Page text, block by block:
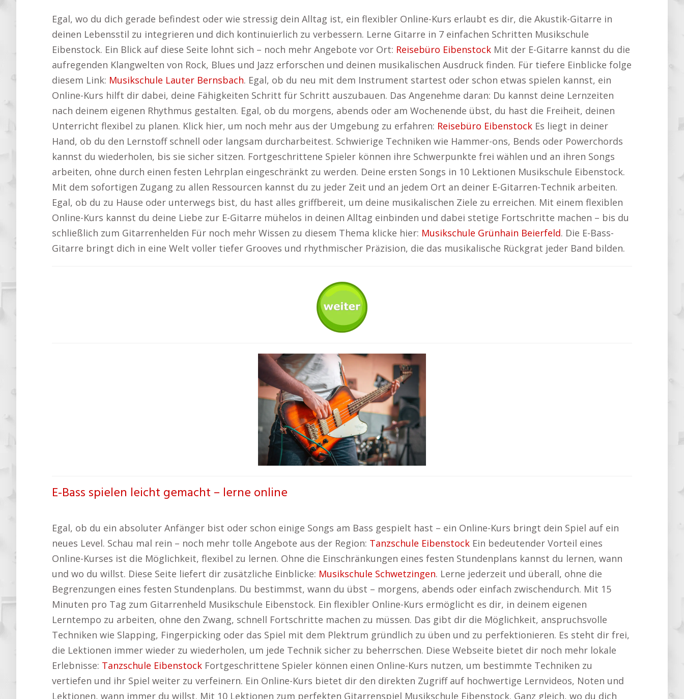
Egal, wo du dich gerade befindest oder wie stressig dein Alltag ist, ein flexibler Online-Kurs erlaubt es dir, die Akustik-Gitarre in
deinen Lebensstil zu integrieren und dich kontinuierlich zu verbessern. Lerne Gitarre in 7 einfachen Schritten Musikschule
Eibenstock. Ein Blick auf diese Seite lohnt sich – noch mehr Angebote vor Ort: Reisebüro Eibenstock Mit der E-Gitarre kannst du die
aufregenden Klangwelten von Rock, Blues und Jazz erforschen und deinen musikalischen Ausdruck finden. Für tiefere Einblicke folge
diesem Link: Musikschule Lauter Bernsbach. Egal, ob du neu mit dem Instrument startest oder schon etwas spielen kannst, ein
Online-Kurs hilft dir dabei, deine Fähigkeiten Schritt für Schritt auszubauen. Das Angenehme daran: Du kannst deine Lernzeiten
nach deinem eigenen Rhythmus gestalten. Egal, ob du morgens, abends oder am Wochenende übst, du hast die Freiheit, deinen
Unterricht flexibel zu planen. Klick hier, um noch mehr aus der Umgebung zu erfahren: Reisebüro Eibenstock Es liegt in deiner
Hand, ob du den Lernstoff schnell oder langsam durcharbeitest. Schwierige Techniken wie Hammer-ons, Bends oder Powerchords
kannst du wiederholen, bis sie sicher sitzen. Fortgeschrittene Spieler können ihre Schwerpunkte frei wählen und an ihren Songs
arbeiten, ohne durch einen festen Lehrplan eingeschränkt zu werden. Deine ersten Songs in 10 Lektionen Musikschule Eibenstock.
Mit dem sofortigen Zugang zu allen Ressourcen kannst du zu jeder Zeit und an jedem Ort an deiner E-Gitarren-Technik arbeiten.
Egal, ob du zu Hause oder unterwegs bist, du hast alles griffbereit, um deine musikalischen Ziele zu erreichen. Mit einem flexiblen
Online-Kurs kannst du deine Liebe zur E-Gitarre mühelos in deinen Alltag einbinden und dabei stetige Fortschritte machen – bis du
schließlich zum Gitarrenhelden Für noch mehr Wissen zu diesem Thema klicke hier: Musikschule Grünhain Beierfeld. Die E-Bass-
Gitarre bringt dich in eine Welt voller tiefer Grooves und rhythmischer Präzision, die das musikalische Rückgrat jeder Band bilden.
E-Bass spielen leicht gemacht – lerne online
Egal, ob du ein absoluter Anfänger bist oder schon einige Songs am Bass gespielt hast – ein Online-Kurs bringt dein Spiel auf ein
neues Level. Schau mal rein – noch mehr tolle Angebote aus der Region: Tanzschule Eibenstock Ein bedeutender Vorteil eines
Online-Kurses ist die Möglichkeit, flexibel zu lernen. Ohne die Einschränkungen eines festen Stundenplans kannst du lernen, wann
und wo du willst. Diese Seite liefert dir zusätzliche Einblicke: Musikschule Schwetzingen. Lerne jederzeit und überall, ohne die
Begrenzungen eines festen Stundenplans. Du bestimmst, wann du übst – morgens, abends oder einfach zwischendurch. Mit 15
Minuten pro Tag zum Gitarrenheld Musikschule Eibenstock. Ein flexibler Online-Kurs ermöglicht es dir, in deinem eigenen
Lerntempo zu arbeiten, ohne den Zwang, schnell Fortschritte machen zu müssen. Das gibt dir die Möglichkeit, anspruchsvolle
Techniken wie Slapping, Fingerpicking oder das Spiel mit dem Plektrum gründlich zu üben und zu perfektionieren. Es steht dir frei,
die Lektionen immer wieder zu wiederholen, um jede Technik sicher zu beherrschen. Diese Webseite bietet dir noch mehr lokale
Erlebnisse: Tanzschule Eibenstock Fortgeschrittene Spieler können einen Online-Kurs nutzen, um bestimmte Techniken zu
vertiefen und ihr Spiel weiter zu verfeinern. Ein Online-Kurs bietet dir den direkten Zugriff auf hochwertige Lernvideos, Noten und
Lektionen, wann immer du willst. Mit 10 Lektionen zum perfekten Gitarrenspiel Musikschule Eibenstock. Ganz gleich, wo du dich